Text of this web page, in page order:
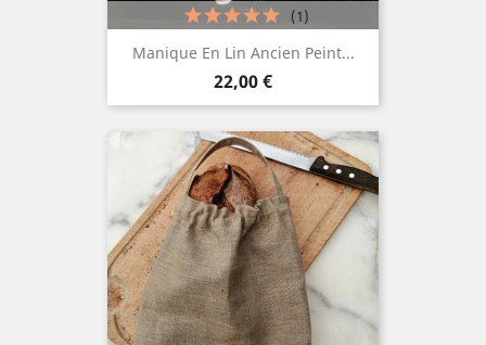
Manique En Lin Ancien Peint...
Prix
22,00 €
(1)